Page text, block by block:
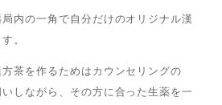
局内の一角で自分だけのオリジナル漢
。
茶を作るためはカウンセリングの
しながら、その方に合った生薬を一